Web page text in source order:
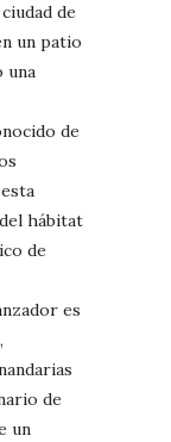
de
un patio
una
de
hábitat
de
es
de
un